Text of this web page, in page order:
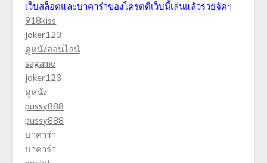
เว็บสล็อตและบาคาร่าของโครตดีเว็บนี้เล่นแล้วรวยจัดๆ
918kiss
joker123
ดูหนังออนไลน์
sagame
joker123
ดูหนัง
pussy888
pussy888
บาคาร่า
บาคาร่า